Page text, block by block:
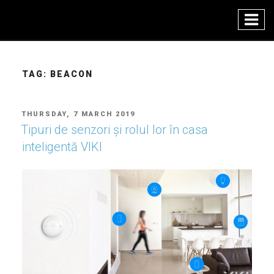
content
TAG: BEACON
POSTED
ON
THURSDAY, 7 MARCH 2019
Tipuri de senzori și rolul lor în casa
inteligentă VIKI